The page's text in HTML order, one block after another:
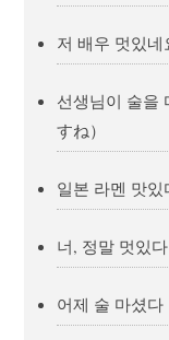
저 배우 멋있네
선생님이 술을
すね）
일본 라멘 맛있
너, 정말 멋있
어제 술 마셨다